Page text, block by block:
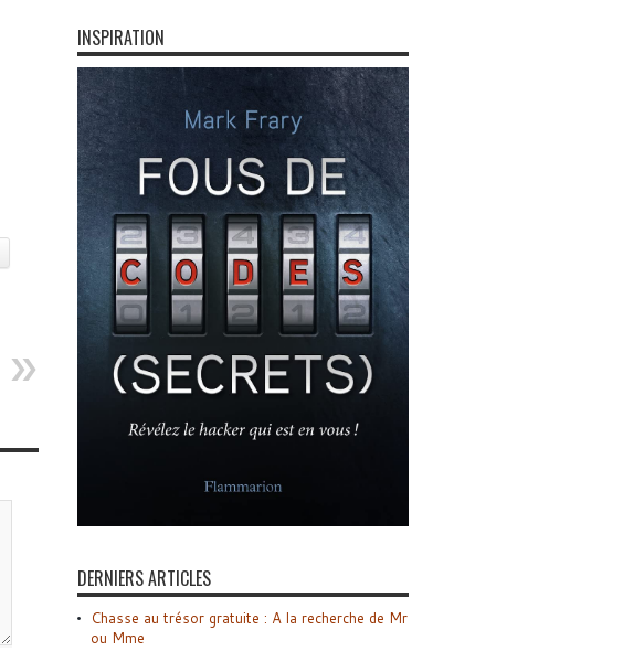
INSPIRATION
DERNIERS ARTICLES
Chasse au trésor gratuite : A la recherche de Mr
ou Mme